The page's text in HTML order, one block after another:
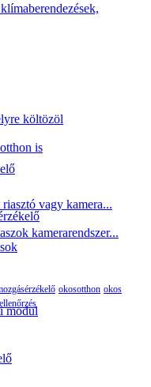
modul
költözöl
is
vagy kamera...
kamerarendszer...
okosotthon okos